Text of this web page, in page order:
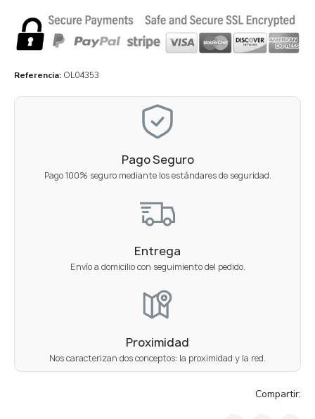
Referencia OL04353
Pago Seguro
Pago 100% seguro mediante los estándares de seguridad.
Entrega
Envío a domicilio con seguimiento del pedido.
Proximidad
Nos caracterizan dos conceptos: la proximidad y la red.
Compartir: